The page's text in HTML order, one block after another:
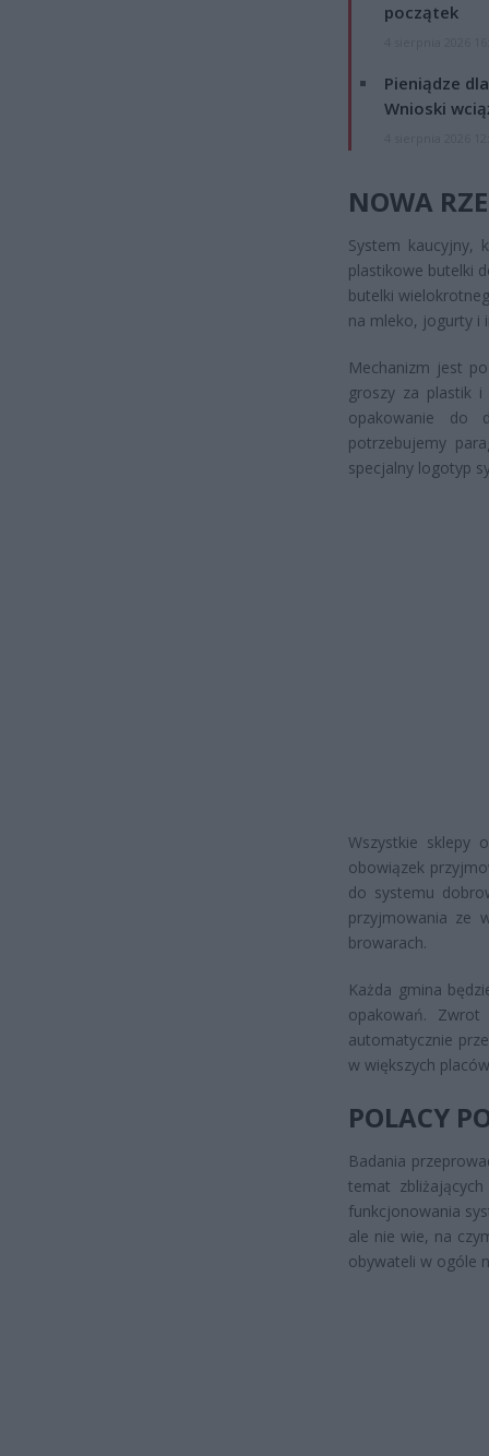
początek
Pieniądze
Wnioski
NOWA
System kaucyjny,
plastikowe butelki
butelki
na mleko, jogurty i
Mechanizm jest
groszy za plastik i
opakowanie do
potrzebujemy
specjalny logotyp
Wszystkie sklepy
obowiązek
do systemu
przyjmowania ze
browarach.
Każda gmina
opakowań.
automatycznie
w większych
POLACY
Badania
temat
funkcjonowania
ale nie wie, na
obywateli w ogóle